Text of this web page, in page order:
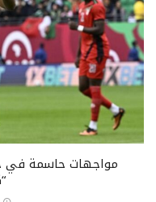
مواجهات حاسمة في